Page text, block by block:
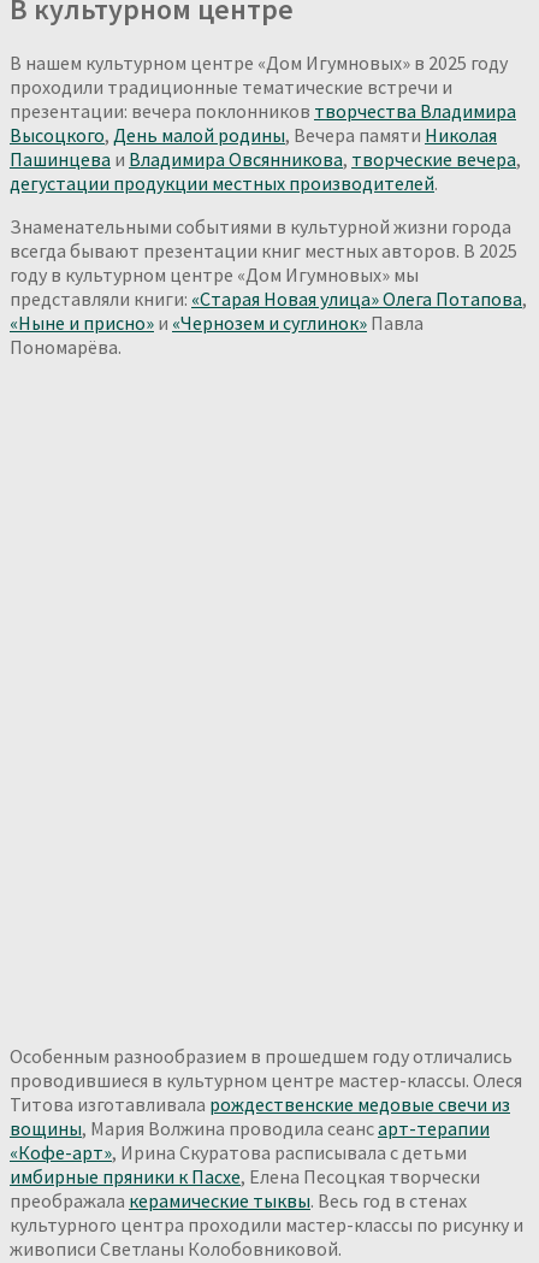
В культурном центре
В нашем культурном центре «Дом Игумновых» в 2025 году
проходили традиционные тематические встречи и
презентации: вечера поклонников творчества Владимира
Высоцкого, День малой родины, Вечера памяти Николая
Пашинцева и Владимира Овсянникова, творческие вечера,
дегустации продукции местных производителей.
Знаменательными событиями в культурной жизни города
всегда бывают презентации книг местных авторов. В 2025
году в культурном центре «Дом Игумновых» мы
представляли книги: «Старая Новая улица» Олега Потапова,
«Ныне и присно» и «Чернозем и суглинок» Павла
Пономарёва.
Особенным разнообразием в прошедшем году отличались
проводившиеся в культурном центре мастер-классы. Олеся
Титова изготавливала рождественские медовые свечи из
вощины, Мария Волжина проводила сеансарт-терапии
«Кофе-арт», Ирина Скуратова расписывала с детьми
имбирные пряники к Пасхе, Елена Песоцкая творчески
преображала керамические тыквы. Весь год в стенах
культурного центра проходили мастер-классы по рисунку и
живописи Светланы Колобовниковой.